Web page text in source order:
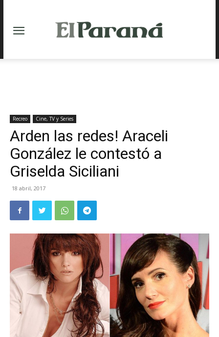
Recreo Cine, TV y Series
Arden las redes! Araceli
González le contestó a
Griselda Siciliani
18 abril, 2017